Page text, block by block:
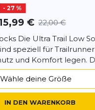
- 27 %
€ 22,00 €
Die Ultra Trail Low
speziell für
und Komfort legen.
Wähle deine Größe
IN DEN WARENKORB